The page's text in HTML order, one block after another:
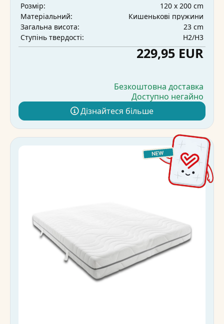
Розмір:
120 x 200 cm
Матеріальний:
Кишенькові пружини
Загальна висота:
23 cm
Ступінь твердості:
H2/H3
229,95 EUR
Безкоштовна доставка
Доступно негайно
Дізнайтеся більше